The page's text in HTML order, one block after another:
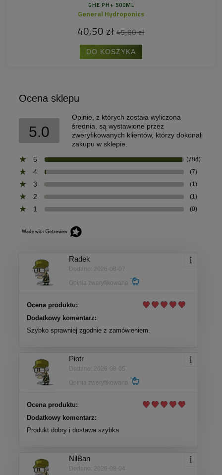
GHE PH+ 500ML
General Hydroponics
40,50 zł 45,00 zł
DO KOSZYKA
Ocena sklepu
5.0
Opinie, z których została wyliczona
średnia, są wystawione przez
zweryfikowanych klientów, którzy dokonali
zakupu w sklepie.
5
(784)
4 (7)
3 (1)
2 (1)
1 (0)
Radek
Dodano: 2026-08-07
Opinia zweryfikowana
Ocena produktu:
Dodatkowy komentarz:
Szybko sprawniej zgodnie z zamówieniem.
Piotr
Dodano: 2026-08-05
Opinia zweryfikowana
Ocena produktu:
Dodatkowy komentarz:
Produkt dobry i dostawa szybka
NilBan
Dodano: 2026-08-04